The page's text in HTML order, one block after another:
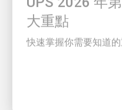
大重點
快速掌握你需要知道的